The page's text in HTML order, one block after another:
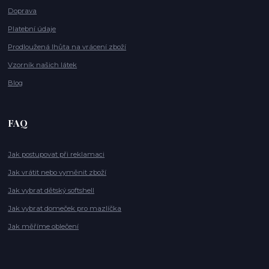
Doprava
Platební údaje
Prodloužená lhůta na vrácení zboží
Vzorník našich látek
Blog
FAQ
Jak postupovat při reklamaci
Jak vrátit nebo vyměnit zboží
Jak vybrat dětský softshell
Jak vybrat domeček pro mazlíčka
Jak měříme oblečení